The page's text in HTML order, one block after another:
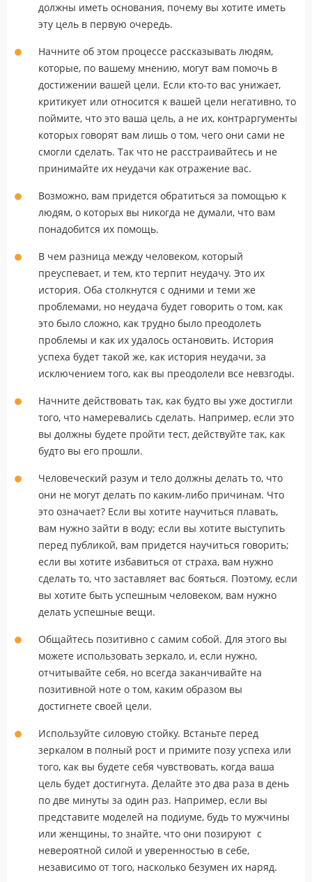
должны иметь основания, почему вы хотите иметь
эту цель в первую очередь.
Начните об этом процессе рассказывать людям,
которые, по вашему мнению, могут вам помочь в
достижении вашей цели. Если кто-то вас унижает,
критикует или относится к вашей цели негативно, то
поймите, что это ваша цель, а не их, контраргументы
которых говорят вам лишь о том, чего они сами не
смогли сделать. Так что не расстраивайтесь и не
принимайте их неудачи как отражение вас.
Возможно, вам придется обратиться за помощью к
людям, о которых вы никогда не думали, что вам
понадобится их помощь.
В чем разница между человеком, который
преуспевает, и тем, кто терпит неудачу. Это их
история. Оба столкнутся с одними и теми же
проблемами, но неудача будет говорить о том, как
это было сложно, как трудно было преодолеть
проблемы и как их удалось остановить. История
успеха будет такой же, как история неудачи, за
исключением того, как вы преодолели все невзгоды.
Начните действовать так, как будто вы уже достигли
того, что намеревались сделать. Например, если это
вы должны будете пройти тест, действуйте так, как
будто вы его прошли.
Человеческий разум и тело должны делать то, что
они не могут делать по каким-либо причинам. Что
это означает? Если вы хотите научиться плавать,
вам нужно зайти в воду; если вы хотите выступить
перед публикой, вам придется научиться говорить;
если вы хотите избавиться от страха, вам нужно
сделать то, что заставляет вас бояться. Поэтому, если
вы хотите быть успешным человеком, вам нужно
делать успешные вещи.
Общайтесь позитивно с самим собой. Для этого вы
можете использовать зеркало, и, если нужно,
отчитывайте себя, но всегда заканчивайте на
позитивной ноте о том, каким образом вы
достигнете своей цели.
Используйте силовую стойку. Встаньте перед
зеркалом в полный рост и примите позу успеха или
того, как вы будете себя чувствовать, когда ваша
цель будет достигнута. Делайте это два раза в день
по две минуты за один раз. Например, если вы
представите моделей на подиуме, будь то мужчины
или женщины, то знайте, что они позируют с
невероятной силой и уверенностью в себе,
независимо от того, насколько безумен их наряд.